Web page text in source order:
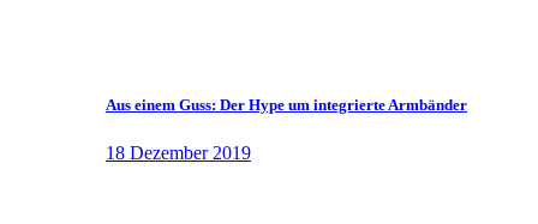
Aus einem Guss: Der Hype um integrierte Armbänder
18 Dezember 2019